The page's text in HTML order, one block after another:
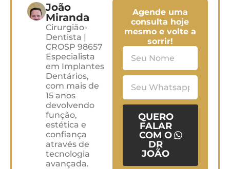
João
Miranda
Cirurgião-
Dentista |
CROSP 98657
Especialista
em Implantes
Dentários,
com mais de
15 anos
devolvendo
função,
estética e
confiança
através de
tecnologia
avançada.
Agende uma
consulta hoje
mesmo e volte a
sorrir!
QUERO
FALAR
COM O
DR
JOÃO